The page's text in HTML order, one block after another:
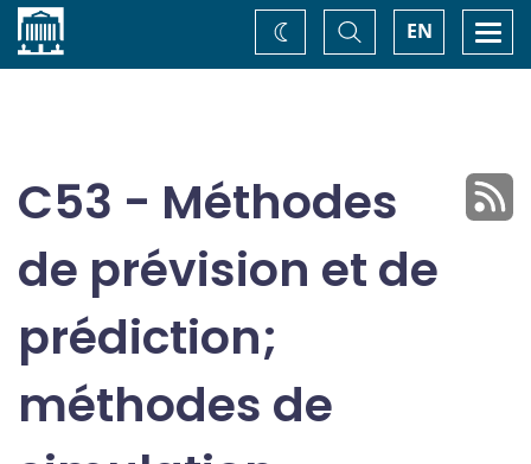
Accueil EN
Basculer
la
recherche
Changez
de
C53 - Méthodes
de prévision et de
prédiction;
méthodes de